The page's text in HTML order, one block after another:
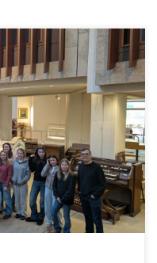
7w das
Die folgenden
„Die Exkursion […]